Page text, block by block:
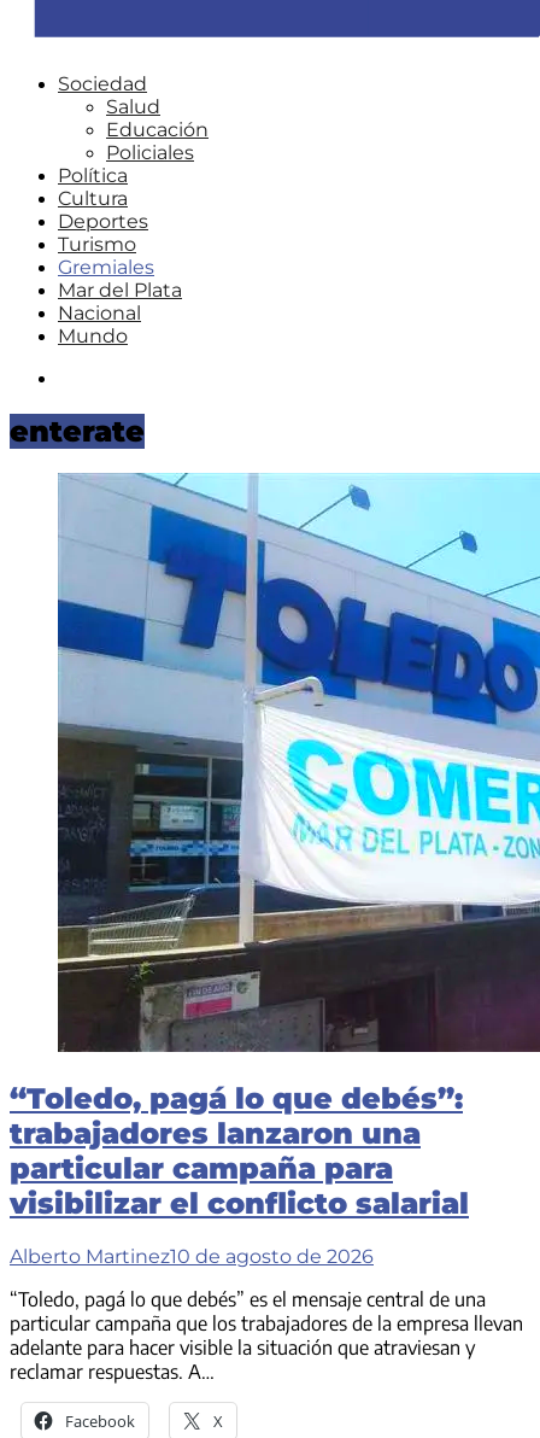
Sociedad
Salud
Educación
Policiales
Política
Cultura
Deportes
Turismo
Gremiales
Mar del Plata
Nacional
Mundo
enterate
“Toledo, pagá lo que debés”:
trabajadores lanzaron una
particular campaña para
visibilizar el conflicto salarial
Alberto Martinez10 de agosto de 2026
“Toledo, pagá lo que debés” es el mensaje central de una
particular campaña que los trabajadores de la empresa llevan
adelante para hacer visible la situación que atraviesan y
reclamar respuestas. A…
Facebook X